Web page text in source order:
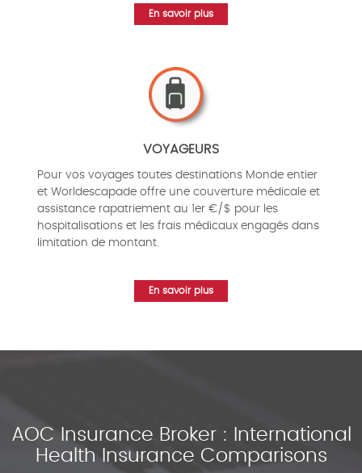
En savoir plus
VOYAGEURS
Pour vos voyages toutes destinations Monde entier
et Worldescapade offre une couverture médicale et
assistance rapatriement au 1er €/$ pour les
hospitalisations et les frais médicaux engagés dans
limitation de montant.
En savoir plus
AOC Insurance Broker : International
Health Insurance Comparisons